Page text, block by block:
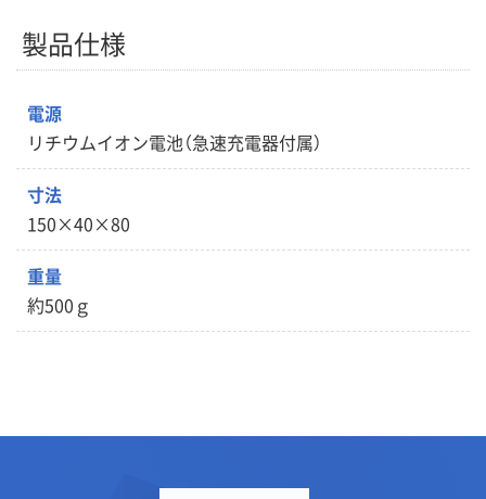
製品仕様
電源
リチウムイオン電池（急速充電器付属）
寸法
150×40×80
重量
約500ｇ